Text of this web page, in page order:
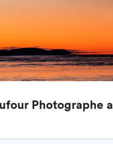
Photographe a